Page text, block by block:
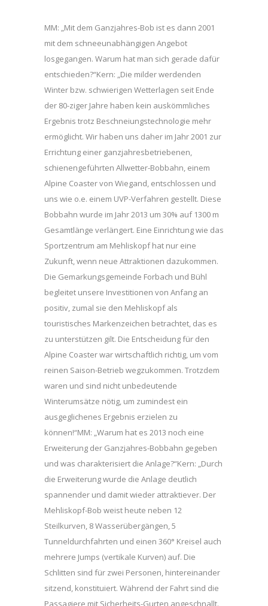
MM: „Mit dem Ganzjahres-Bob ist es dann 2001
mit dem schneeunabhängigen Angebot
losgegangen. Warum hat man sich gerade dafür
entschieden?“Kern: „Die milder werdenden
Winter bzw. schwierigen Wetterlagen seit Ende
der 80-ziger Jahre haben kein auskömmliches
Ergebnis trotz Beschneiungstechnologie mehr
ermöglicht. Wir haben uns daher im Jahr 2001 zur
Errichtung einer ganzjahresbetriebenen,
schienengeführten Allwetter-Bobbahn, einem
Alpine Coaster von Wiegand, entschlossen und
uns wie o.e. einem UVP-Verfahren gestellt. Diese
Bobbahn wurde im Jahr 2013 um 30% auf 1300 m
Gesamtlänge verlängert. Eine Einrichtung wie das
Sportzentrum am Mehliskopf hat nur eine
Zukunft, wenn neue Attraktionen dazukommen.
Die Gemarkungsgemeinde Forbach und Bühl
begleitet unsere Investitionen von Anfang an
positiv, zumal sie den Mehliskopf als
touristisches Markenzeichen betrachtet, das es
zu unterstützen gilt. Die Entscheidung für den
Alpine Coaster war wirtschaftlich richtig, um vom
reinen Saison-Betrieb wegzukommen. Trotzdem
waren und sind nicht unbedeutende
Winterumsätze nötig, um zumindest ein
ausgeglichenes Ergebnis erzielen zu
können!“MM: „Warum hat es 2013 noch eine
Erweiterung der Ganzjahres-Bobbahn gegeben
und was charakterisiert die Anlage?“Kern: „Durch
die Erweiterung wurde die Anlage deutlich
spannender und damit wieder attraktiever. Der
Mehliskopf-Bob weist heute neben 12
Steilkurven, 8 Wasserübergängen, 5
Tunneldurchfahrten und einen 360° Kreisel auch
mehrere Jumps (vertikale Kurven) auf. Die
Schlitten sind für zwei Personen, hintereinander
sitzend, konstituiert. Während der Fahrt sind die
Passagiere mit Sicherheits-Gurten angeschnallt.